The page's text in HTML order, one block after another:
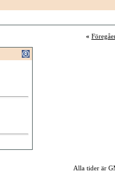
«
Alla tider är